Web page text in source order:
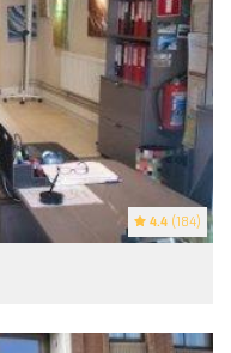
4.4 (184)